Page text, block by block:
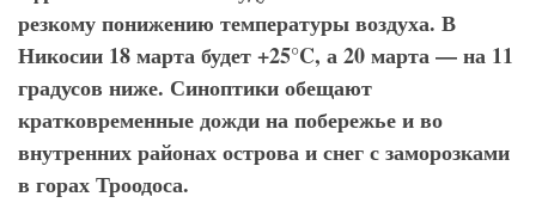
резкому понижению температуры воздуха. В
Никосии 18 марта будет +25°C, а 20 марта — на 11
градусов ниже. Синоптики обещают
кратковременные дожди на побережье и во
внутренних районах острова и снег с заморозками
в горах Троодоса.